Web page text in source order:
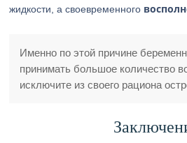
жидкости, а своевременного
Именно по этой причине
принимать большое количество
исключите из своего рациона